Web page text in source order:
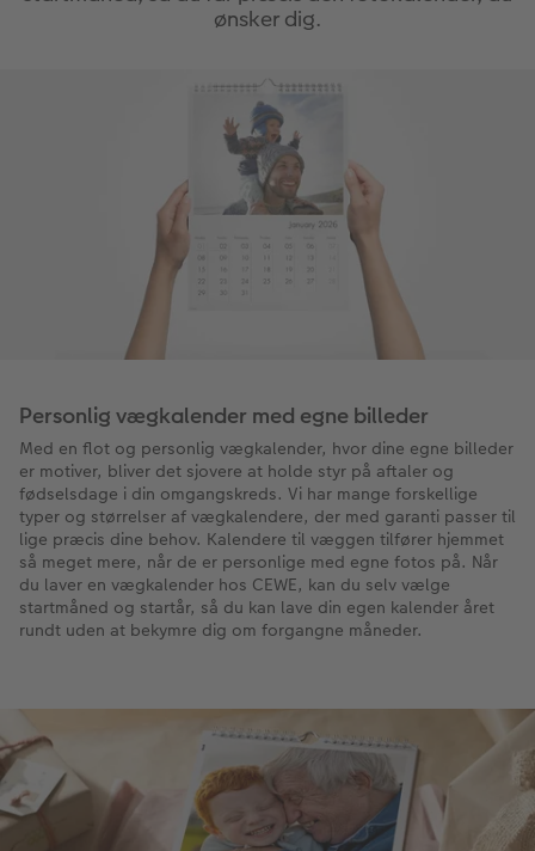
ønsker dig.
Personlig vægkalender med egne billeder
Med en flot og personlig vægkalender, hvor dine egne billeder
er motiver, bliver det sjovere at holde styr på aftaler og
fødselsdage i din omgangskreds. Vi har mange forskellige
typer og størrelser af vægkalendere, der med garanti passer til
lige præcis dine behov. Kalendere til væggen tilfører hjemmet
så meget mere, når de er personlige med egne fotos på. Når
du laver en vægkalender hos CEWE, kan du selv vælge
startmåned og startår, så du kan lave din egen kalender året
rundt uden at bekymre dig om forgangne måneder.